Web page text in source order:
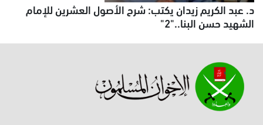
د. عبد الكريم زيدان يكتب: شرح الأصول العشرين للإمام
الشهيد حسن البنا.."2"